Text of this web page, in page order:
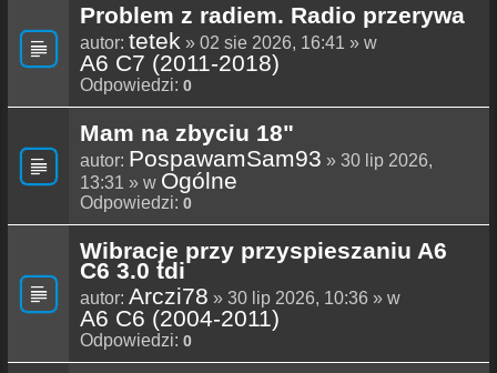
Problem z radiem. Radio przerywa
autor: tetek » 02 sie 2026, 16:41 » w
A6 C7 (2011-2018)
Odpowiedzi: 0
Mam na zbyciu 18"
autor: PospawamSam93 » 30 lip 2026,
13:31 » w Ogólne
Odpowiedzi: 0
Wibracje przy przyspieszaniu A6
C6 3.0 tdi
autor: Arczi78 » 30 lip 2026, 10:36 » w
A6 C6 (2004-2011)
Odpowiedzi: 0